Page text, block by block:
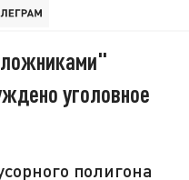
уголовное
полигона